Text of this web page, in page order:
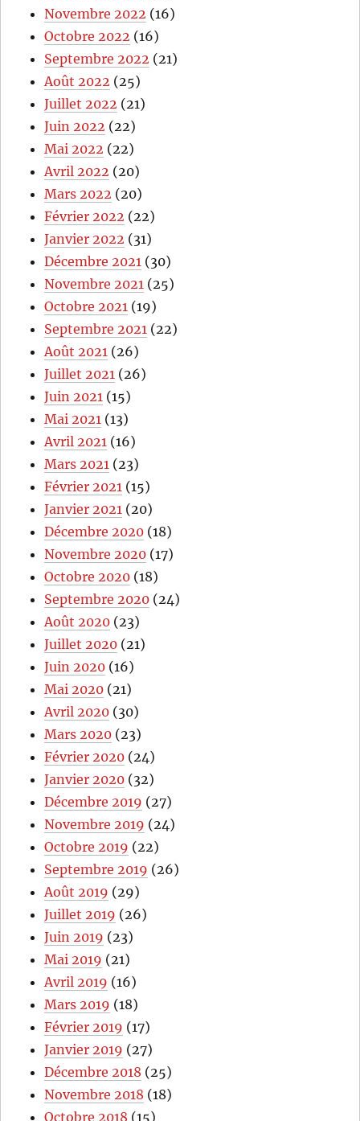
Novembre 2022 (16)
Octobre 2022 (16)
Septembre 2022 (21)
Août 2022 (25)
Juillet 2022 (21)
Juin 2022 (22)
Mai 2022 (22)
Avril 2022 (20)
Mars 2022 (20)
Février 2022 (22)
Janvier 2022 (31)
Décembre 2021 (30)
Novembre 2021 (25)
Octobre 2021 (19)
Septembre 2021 (22)
Août 2021 (26)
Juillet 2021 (26)
Juin 2021 (15)
Mai 2021 (13)
Avril 2021 (16)
Mars 2021 (23)
Février 2021 (15)
Janvier 2021 (20)
Décembre 2020 (18)
Novembre 2020 (17)
Octobre 2020 (18)
Septembre 2020 (24)
Août 2020 (23)
Juillet 2020 (21)
Juin 2020 (16)
Mai 2020 (21)
Avril 2020 (30)
Mars 2020 (23)
Février 2020 (24)
Janvier 2020 (32)
Décembre 2019 (27)
Novembre 2019 (24)
Octobre 2019 (22)
Septembre 2019 (26)
Août 2019 (29)
Juillet 2019 (26)
Juin 2019 (23)
Mai 2019 (21)
Avril 2019 (16)
Mars 2019 (18)
Février 2019 (17)
Janvier 2019 (27)
Décembre 2018 (25)
Novembre 2018 (18)
Octobre 2018 (15)